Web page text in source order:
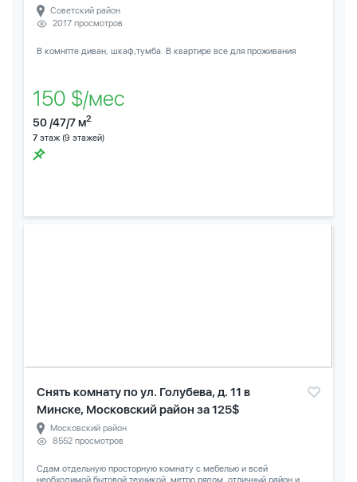
Советский район
2017 просмотров
В комнпте диван, шкаф,тумба. В квартире все для проживания
150 $/мес
50 /47/7 м2
7 этаж (9 этажей)
Снять комнату по ул. Голубева, д. 11 в
Минске, Московский район за 125$
Московский район
8552 просмотров
Сдам отдельную просторную комнату с мебелью и всей
необходимой бытовой техникой, метро рядом ,отличный район и